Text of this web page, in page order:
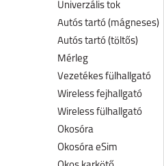
Univerzális tok
Autós tartó (mágneses)
Autós tartó (töltős)
Mérleg
Vezetékes fülhallgató
Wireless fejhallgató
Wireless fülhallgató
Okosóra
Okosóra eSim